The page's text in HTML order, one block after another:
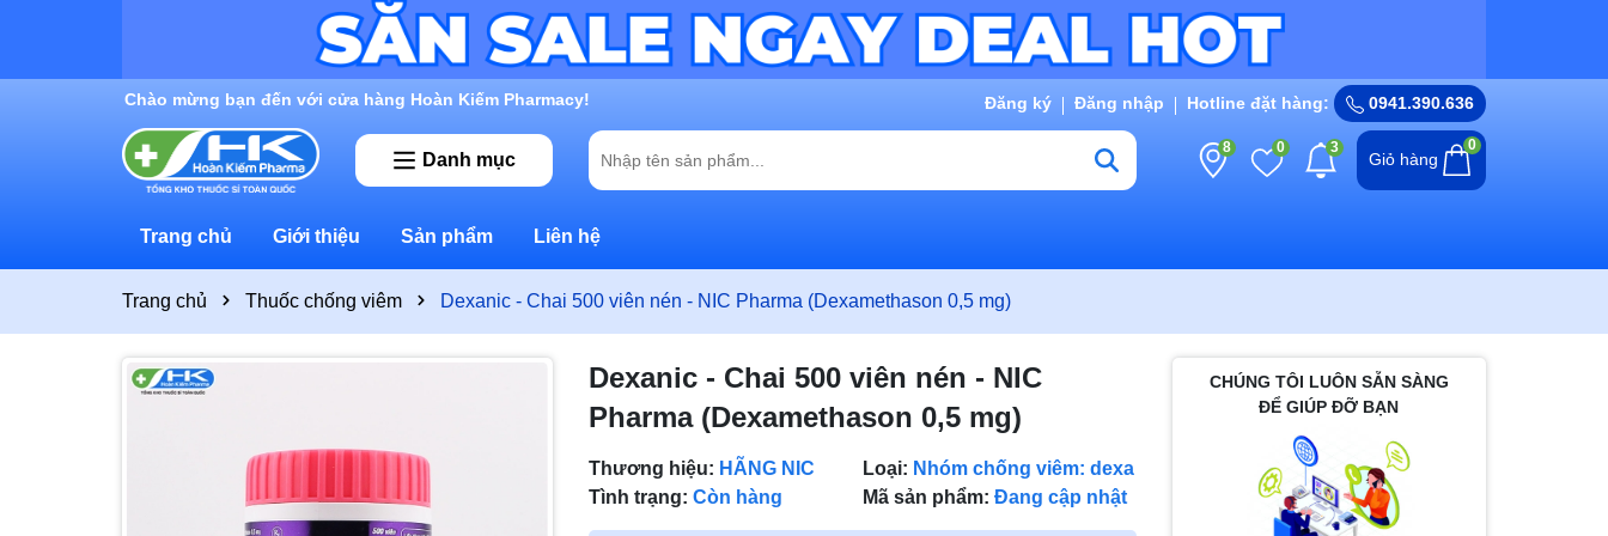
Chào mừng bạn đến với cửa hàng Hoàn Kiếm Pharmacy! Đăng ký Đăng nhập Hotline đặt hàng: 0941.390.636
Danh mục
8 0 3
Giỏ hàng
0
Trang chủ Giới thiệu Sản phẩm Liên hệ
Trang chủ Thuốc chống viêm Dexanic - Chai 500 viên nén - NIC Pharma (Dexamethason 0,5 mg)
Dexanic - Chai 500 viên nén - NIC
Pharma (Dexamethason 0,5 mg)
Thương hiệu: HÃNG NIC Loại: Nhóm chống viêm: dexa
Tình trạng: Còn hàng Mã sản phẩm: Đang cập nhật
CHÚNG TÔI LUÔN SẴN SÀNG
ĐỂ GIÚP ĐỠ BẠN